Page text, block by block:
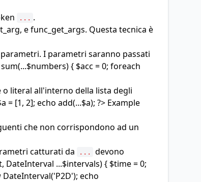
... .
e func_get_args. Questa tecnica è
I parametri saranno passati
{ $acc = 0; foreach
literal all'interno della lista degli
[1, 2]; echo add(...$a); ?> Example
che non corrispondono ad un
catturati da ...
devono
...$intervals) { $time = 0;
echo